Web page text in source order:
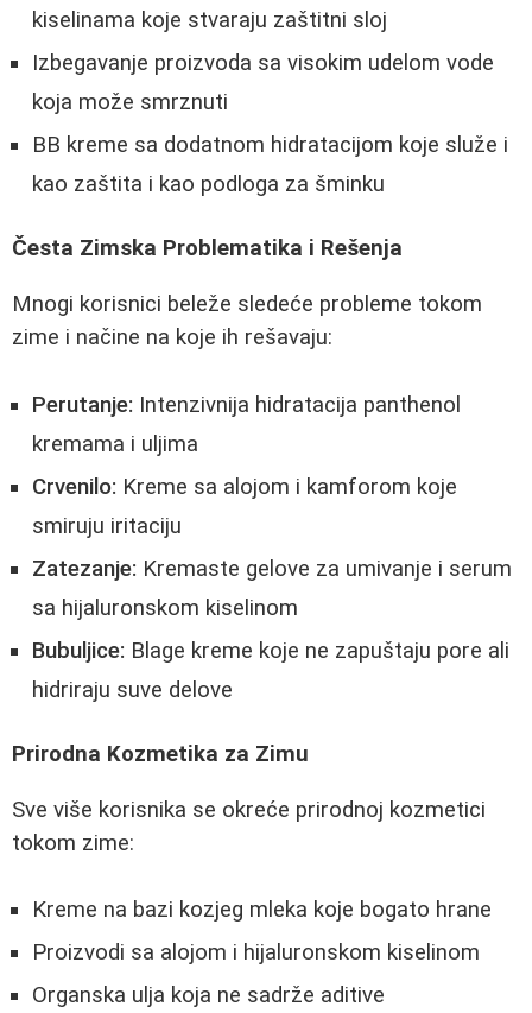
kiselinama koje stvaraju zaštitni sloj
Izbegavanje proizvoda sa visokim udelom vode
koja može smrznuti
BB kreme sa dodatnom hidratacijom koje služe i
kao zaštita i kao podloga za šminku
Česta Zimska Problematika i Rešenja
Mnogi korisnici beleže sledeće probleme tokom
zime i načine na koje ih rešavaju:
Perutanje: Intenzivnija hidratacija panthenol
kremama i uljima
Crvenilo: Kreme sa alojom i kamforom koje
smiruju iritaciju
Zatezanje: Kremaste gelove za umivanje i serum
sa hijaluronskom kiselinom
Bubuljice: Blage kreme koje ne zapuštaju pore ali
hidriraju suve delove
Prirodna Kozmetika za Zimu
Sve više korisnika se okreće prirodnoj kozmetici
tokom zime:
Kreme na bazi kozjeg mleka koje bogato hrane
Proizvodi sa alojom i hijaluronskom kiselinom
Organska ulja koja ne sadrže aditive